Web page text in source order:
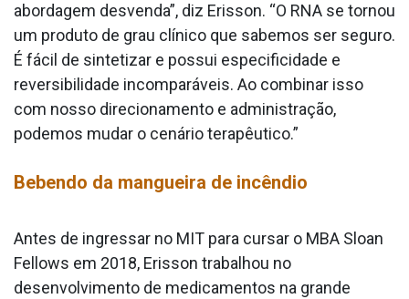
abordagem desvenda”, diz Erisson. “O RNA se tornou
um produto de grau clínico que sabemos ser seguro.
É fácil de sintetizar e possui especificidade e
reversibilidade incomparáveis. Ao combinar isso
com nosso direcionamento e administração,
podemos mudar o cenário terapêutico.”
Bebendo da mangueira de incêndio
Antes de ingressar no MIT para cursar o MBA Sloan
Fellows em 2018, Erisson trabalhou no
desenvolvimento de medicamentos na grande